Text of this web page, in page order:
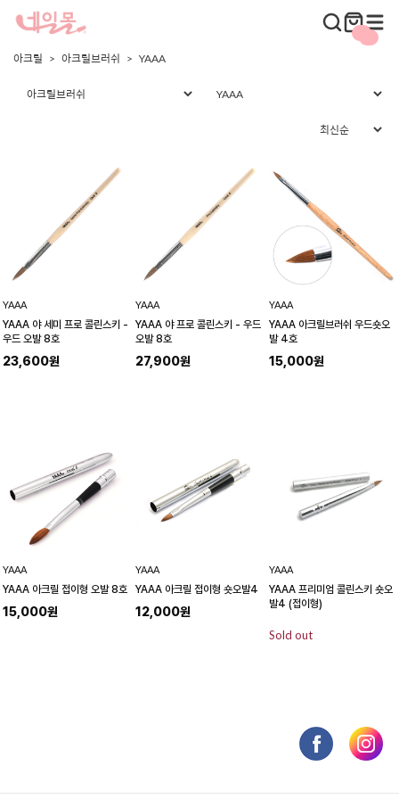
아크릴 아크릴브러쉬 YAAA
YAAA
YAAA 야 세미 프로 콜린스키 -
우드 오발 8호
23,600원
YAAA
YAAA 야 프로 콜린스키 - 우드
오발 8호
27,900원
YAAA
YAAA 아크릴브러쉬 우드숏오
발 4호
15,000원
YAAA
YAAA 아크릴 접이형 오발 8호
15,000원
YAAA
YAAA 아크릴 접이형 숏오발4
12,000원
YAAA
YAAA 프리미엄 콜린스키 숏오
발4 (접이형)
Sold out